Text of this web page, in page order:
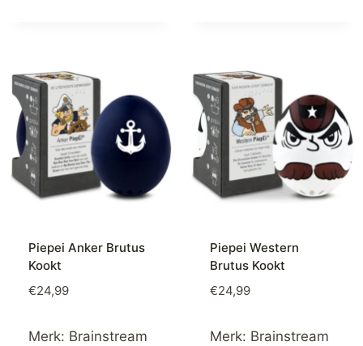
Piepei Anker Brutus
Kookt
€24,99
Merk: Brainstream
Piepei Western
Brutus Kookt
€24,99
Merk: Brainstream